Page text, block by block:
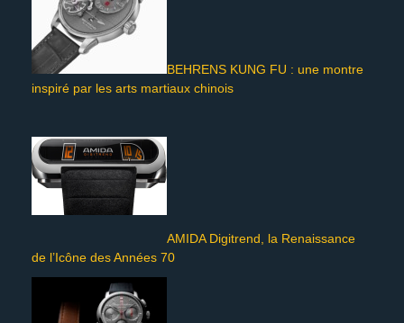
BEHRENS KUNG FU : une montre
inspiré par les arts martiaux chinois
AMIDA Digitrend, la Renaissance
de l’Icône des Années 70